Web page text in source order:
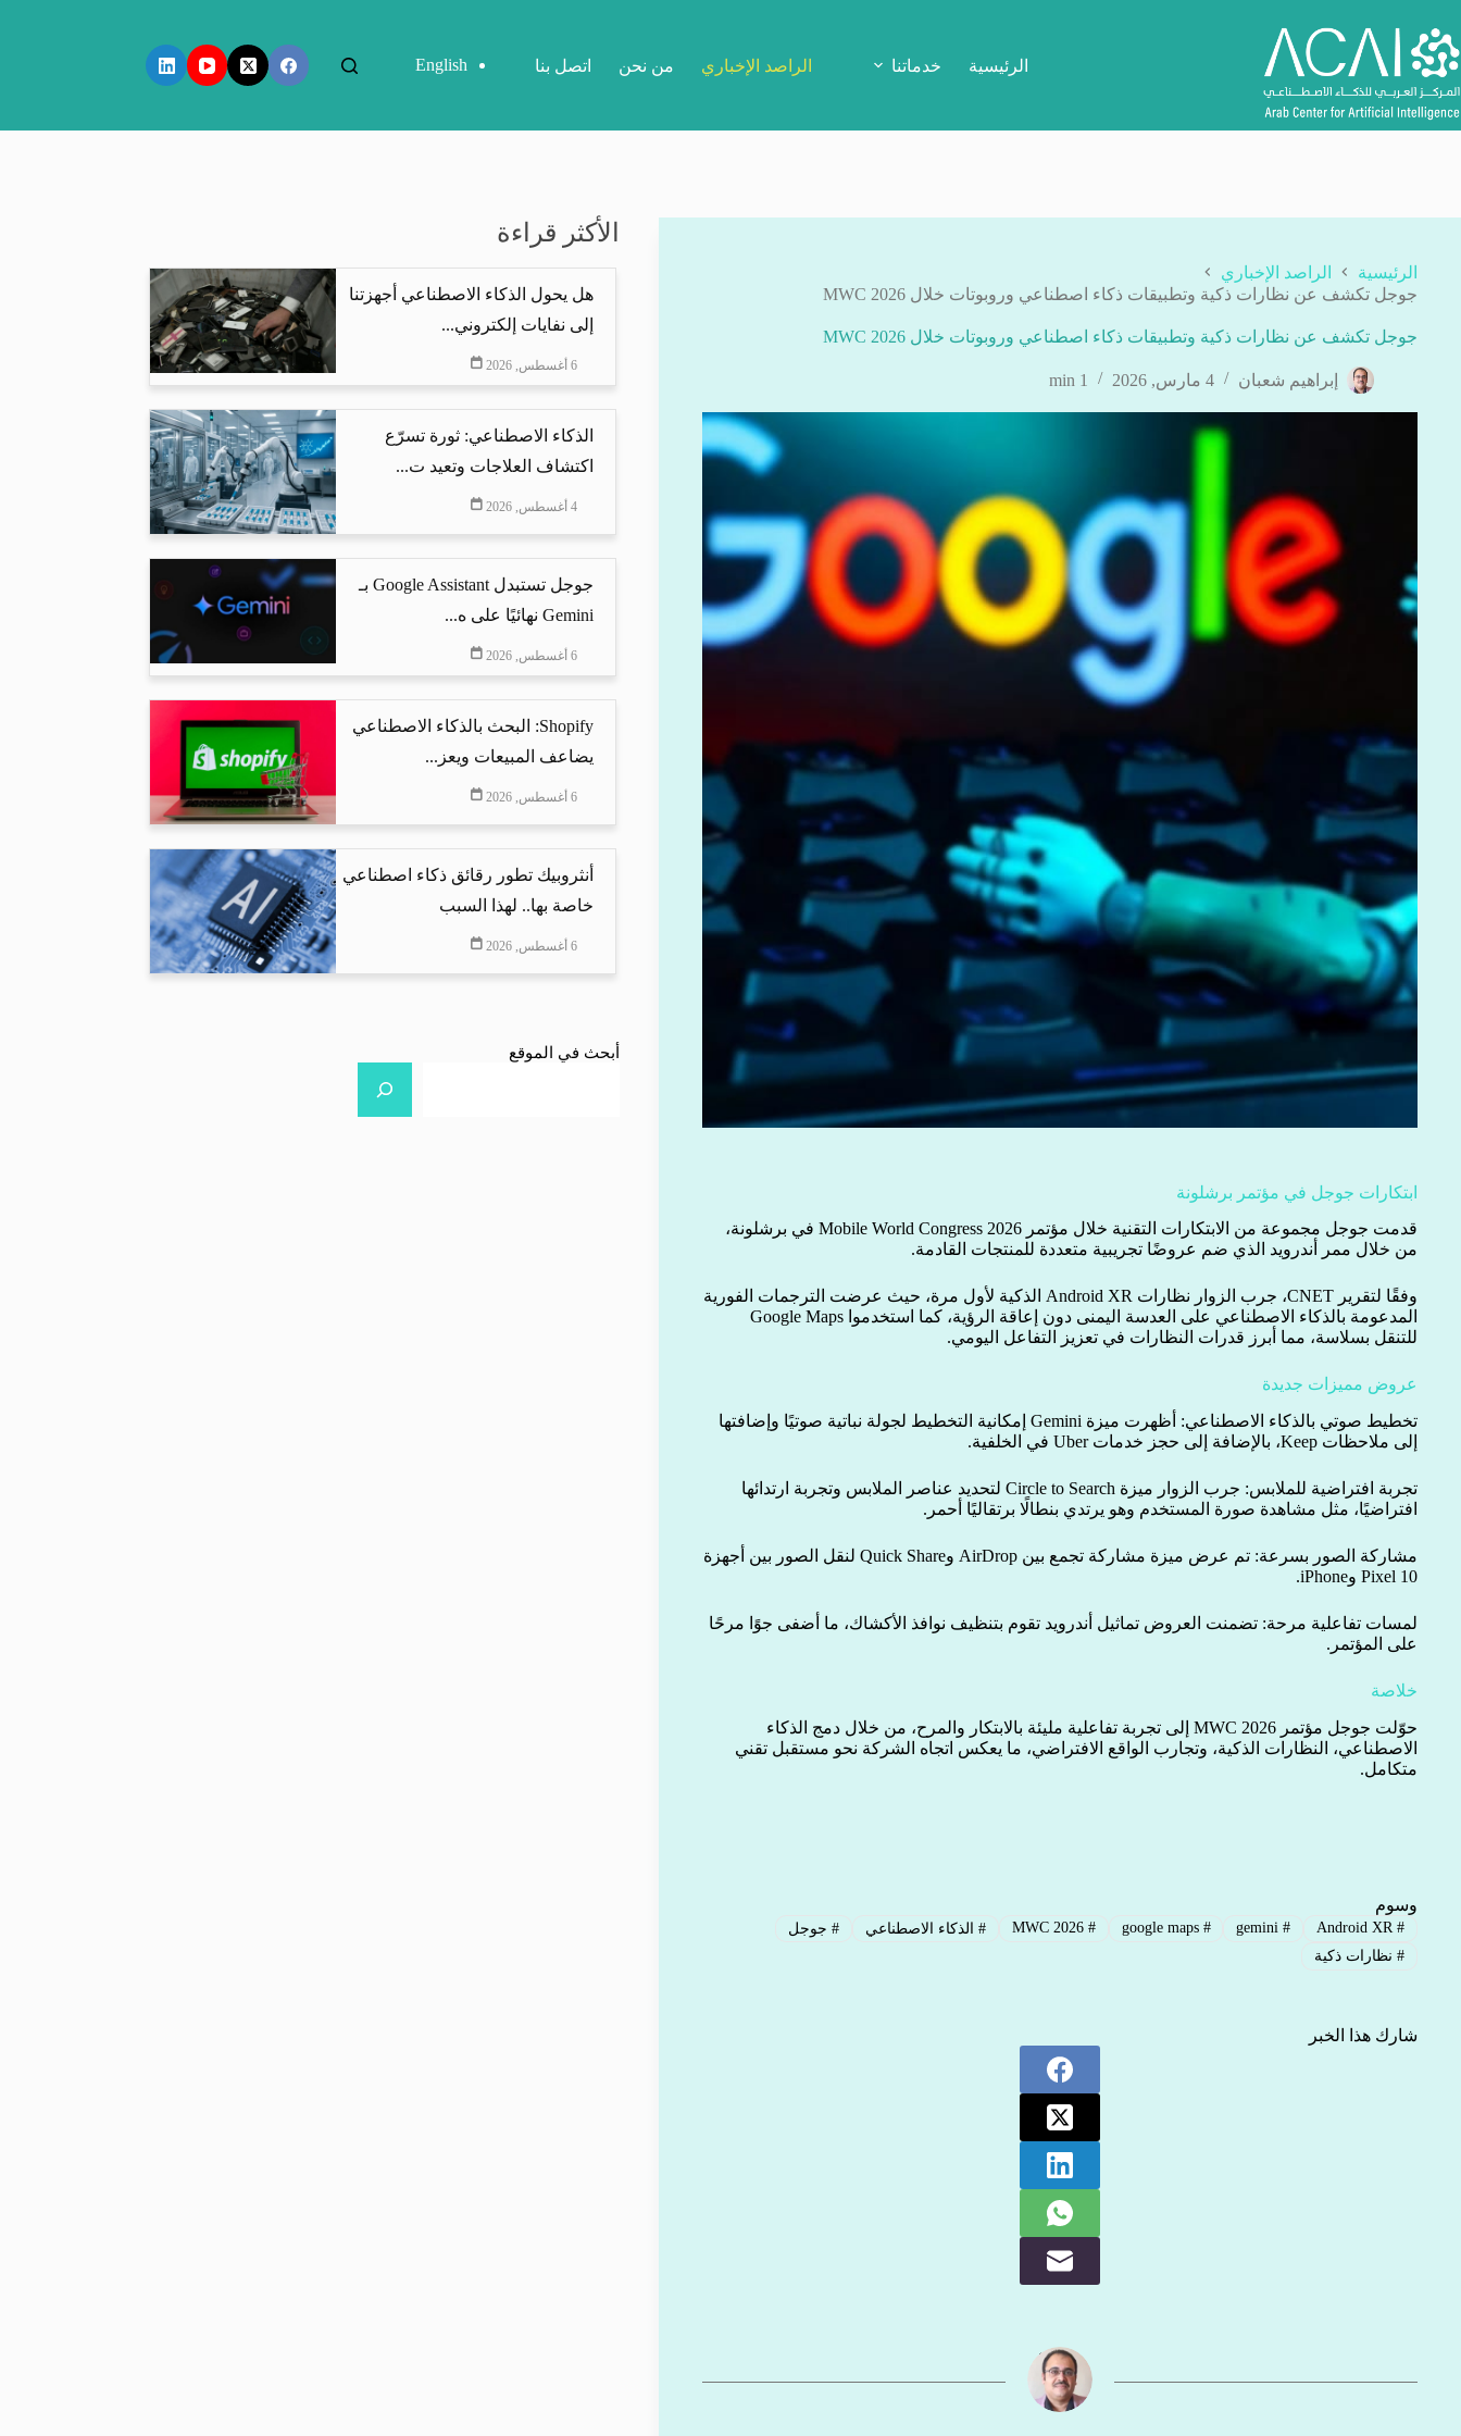
إلى
المحتوى
الرئيسية خدماتنا الراصد الإخباري من نحن اتصل بنا English
الرئيسية
الراصد الإخباري
جوجل تكشف عن نظارات ذكية وتطبيقات ذكاء اصطناعي وروبوتات خلال MWC 2026
جوجل تكشف عن نظارات ذكية وتطبيقات ذكاء اصطناعي وروبوتات خلال MWC 2026
إبراهيم شعبان 4 مارس, 2026 1 min
ابتكارات جوجل في مؤتمر برشلونة
قدمت جوجل مجموعة من الابتكارات التقنية خلال مؤتمر Mobile World Congress 2026 في برشلونة،
من خلال ممر أندرويد الذي ضم عروضًا تجريبية متعددة للمنتجات القادمة.
وفقًا لتقرير CNET، جرب الزوار نظارات Android XR الذكية لأول مرة، حيث عرضت الترجمات الفورية
المدعومة بالذكاء الاصطناعي على العدسة اليمنى دون إعاقة الرؤية، كما استخدموا Google Maps
للتنقل بسلاسة، مما أبرز قدرات النظارات في تعزيز التفاعل اليومي.
عروض مميزات جديدة
تخطيط صوتي بالذكاء الاصطناعي: أظهرت ميزة Gemini إمكانية التخطيط لجولة نباتية صوتيًا وإضافتها
إلى ملاحظات Keep، بالإضافة إلى حجز خدمات Uber في الخلفية.
تجربة افتراضية للملابس: جرب الزوار ميزة Circle to Search لتحديد عناصر الملابس وتجربة ارتدائها
افتراضيًا، مثل مشاهدة صورة المستخدم وهو يرتدي بنطالًا برتقاليًا أحمر.
مشاركة الصور بسرعة: تم عرض ميزة مشاركة تجمع بين AirDrop وQuick Share لنقل الصور بين أجهزة
Pixel 10 وiPhone.
لمسات تفاعلية مرحة: تضمنت العروض تماثيل أندرويد تقوم بتنظيف نوافذ الأكشاك، ما أضفى جوًا مرحًا
على المؤتمر.
خلاصة
حوّلت جوجل مؤتمر MWC 2026 إلى تجربة تفاعلية مليئة بالابتكار والمرح، من خلال دمج الذكاء
الاصطناعي، النظارات الذكية، وتجارب الواقع الافتراضي، ما يعكس اتجاه الشركة نحو مستقبل تقني
متكامل.
وسوم
#
Android XR
#
gemini
#
google maps
#
MWC 2026
# الذكاء الاصطناعي #جوجل
#نظارات ذكية
شارك هذا الخبر
الأكثر قراءة
هل يحول الذكاء الاصطناعي أجهزتنا
إلى نفايات إلكتروني...
6 أغسطس, 2026
الذكاء الاصطناعي: ثورة تسرّع
اكتشاف العلاجات وتعيد ت...
4 أغسطس, 2026
جوجل تستبدل Google Assistant بـ
Gemini نهائيًا على ه...
6 أغسطس, 2026
Shopify: البحث بالذكاء الاصطناعي
يضاعف المبيعات ويعز...
6 أغسطس, 2026
أنثروبيك تطور رقائق ذكاء اصطناعي
خاصة بها.. لهذا السبب
6 أغسطس, 2026
أبحث في الموقع